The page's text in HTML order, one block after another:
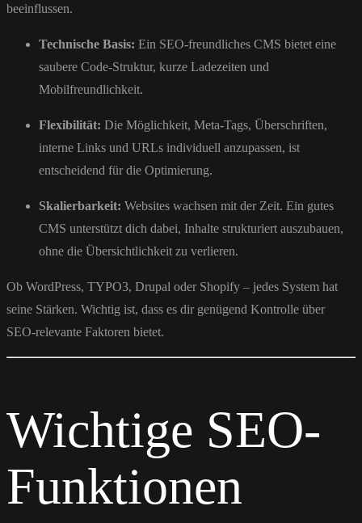
beeinflussen.
Technische Basis: Ein SEO-freundliches CMS bietet eine
saubere Code-Struktur, kurze Ladezeiten und
Mobilfreundlichkeit.
Flexibilität: Die Möglichkeit, Meta-Tags, Überschriften,
interne Links und URLs individuell anzupassen, ist
entscheidend für die Optimierung.
Skalierbarkeit: Websites wachsen mit der Zeit. Ein gutes
CMS unterstützt dich dabei, Inhalte strukturiert auszubauen,
ohne die Übersichtlichkeit zu verlieren.
Ob WordPress, TYPO3, Drupal oder Shopify – jedes System hat
seine Stärken. Wichtig ist, dass es dir genügend Kontrolle über
SEO-relevante Faktoren bietet.
Wichtige SEO-
Funktionen